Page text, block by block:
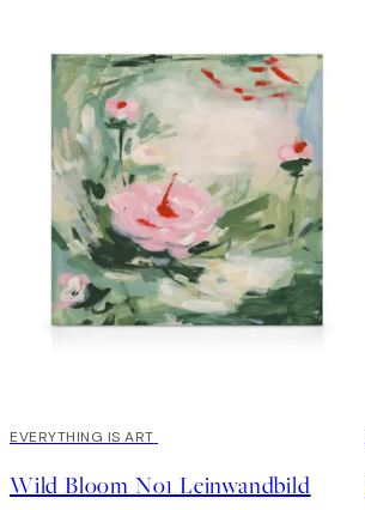
EVERYTHING IS ART
Wild Bloom No1 Leinwandbild